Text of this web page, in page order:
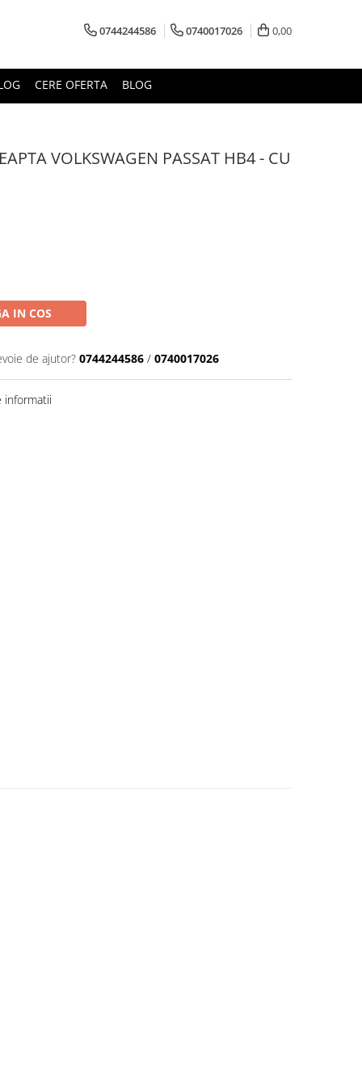
0744244586 0740017026 0,00
CERE OFERTA BLOG
VOLKSWAGEN PASSAT HB4 - CU
IN COS
de ajutor? 0744244586 / 0740017026
informatii